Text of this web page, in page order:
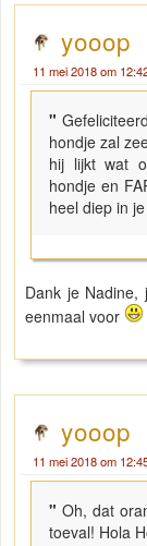
yooop
11 mei 2018 om
"
hondje zal
hij lijkt wat
hondje en
heel diep in
Dank je
eenmaal voor
yooop
11 mei 2018 om
" Oh, dat
toeval! Hola